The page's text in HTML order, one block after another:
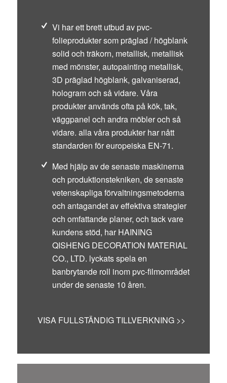
Vi har ett brett utbud av pvc-
folieprodukter som präglad / högblank
solid och träkorn, metallisk, metallisk
med mönster, autopainting metallisk,
3D präglad högblank, galvaniserad,
hologram och så vidare. Våra
produkter används ofta på kök, tak,
väggpanel och andra möbler och så
vidare. alla våra produkter har nått
standarden för europeiska EN-71.
Med hjälp av de senaste maskinerna
och produktionstekniken, de senaste
vetenskapliga förvaltningsmetoderna
och antagandet av effektiva strategier
och omfattande planer, och tack vare
kundens stöd, har HAINING
QISHENG DECORATION MATERIAL
CO., LTD. lyckats spela en
banbrytande roll inom pvc-filmområdet
under de senaste 10 åren.
VISA FULLSTÄNDIG TILLVERKNING >>